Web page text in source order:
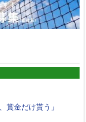
賞金だけ貰う」